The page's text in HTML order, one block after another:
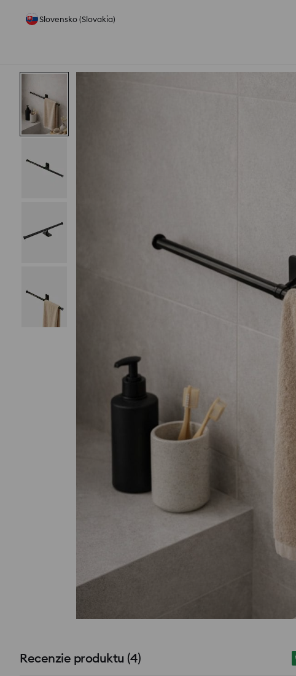
Slovensko (Slovakia)
Recenzie produktu (4)